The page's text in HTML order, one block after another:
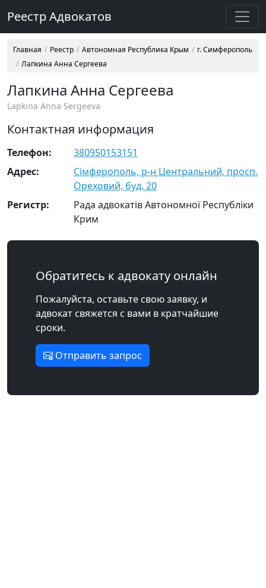
Реестр Адвокатов
Главная Реестр Автономная Республика Крым
г. Симферополь
Лапкина Анна Сергеева
Лапкина Анна Сергеева
Lapkina Anna Sergeeva
Контактная информация
Телефон:
380950153151
Адрес:
Сімферополь, р-н Центральний, просп.
Ореховий, буд. 20
Регистр:
Рада адвокатів Автономної Республіки
Крим
Обратитесь к адвокату онлайн
Пожалуйста, оставьте свою заявку, и
адвокат свяжется с вами в кратчайшие
сроки.
Отправить запрос